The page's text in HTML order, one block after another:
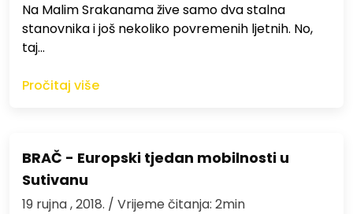
Na Malim Srakanama žive samo dva stalna
stanovnika i još nekoliko povremenih ljetnih. No,
taj…
Pročitaj više
BRAČ - Europski tjedan mobilnosti u
Sutivanu
19 rujna , 2018. / Vrijeme čitanja: 2min